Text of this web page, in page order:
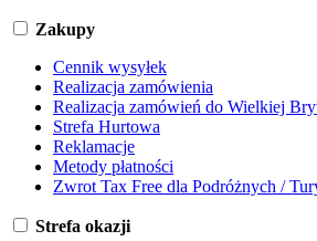
Zakupy
Cennik wysyłek
Realizacja zamówienia
Realizacja zamówień do Wielkiej
Strefa Hurtowa
Reklamacje
Metody płatności
Zwrot Tax Free dla Podróżnych /
Strefa okazji